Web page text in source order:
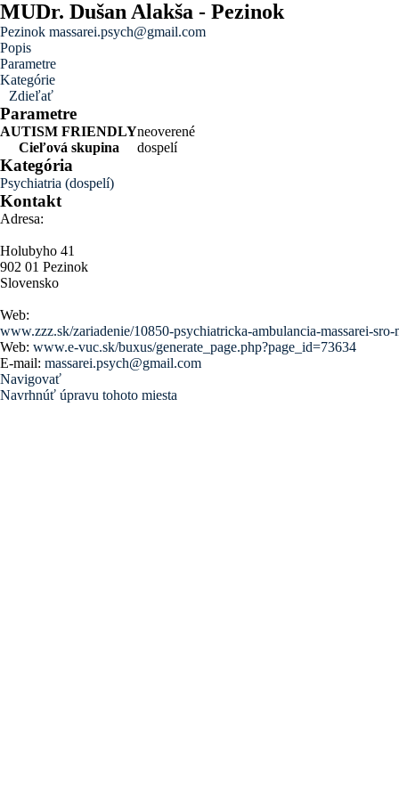
MUDr. Dušan Alakša - Pezinok
Pezinok massarei.psych@gmail.com
Popis
Parametre
Kategórie
Zdieľať
Parametre
AUTISM FRIENDLYneoverené
Cieľová skupina
dospelí
Kategória
Psychiatria (dospelí)
Kontakt
Adresa:
Holubyho 41
902 01 Pezinok
Slovensko
Web:
www.zzz.sk/zariadenie/10850-psychiatricka-ambulancia-massarei-sro-
Web: www.e-vuc.sk/buxus/generate_page.php?page_id=73634
E-mail: massarei.psych@gmail.com
Navigovať
Navrhnúť úpravu tohoto miesta